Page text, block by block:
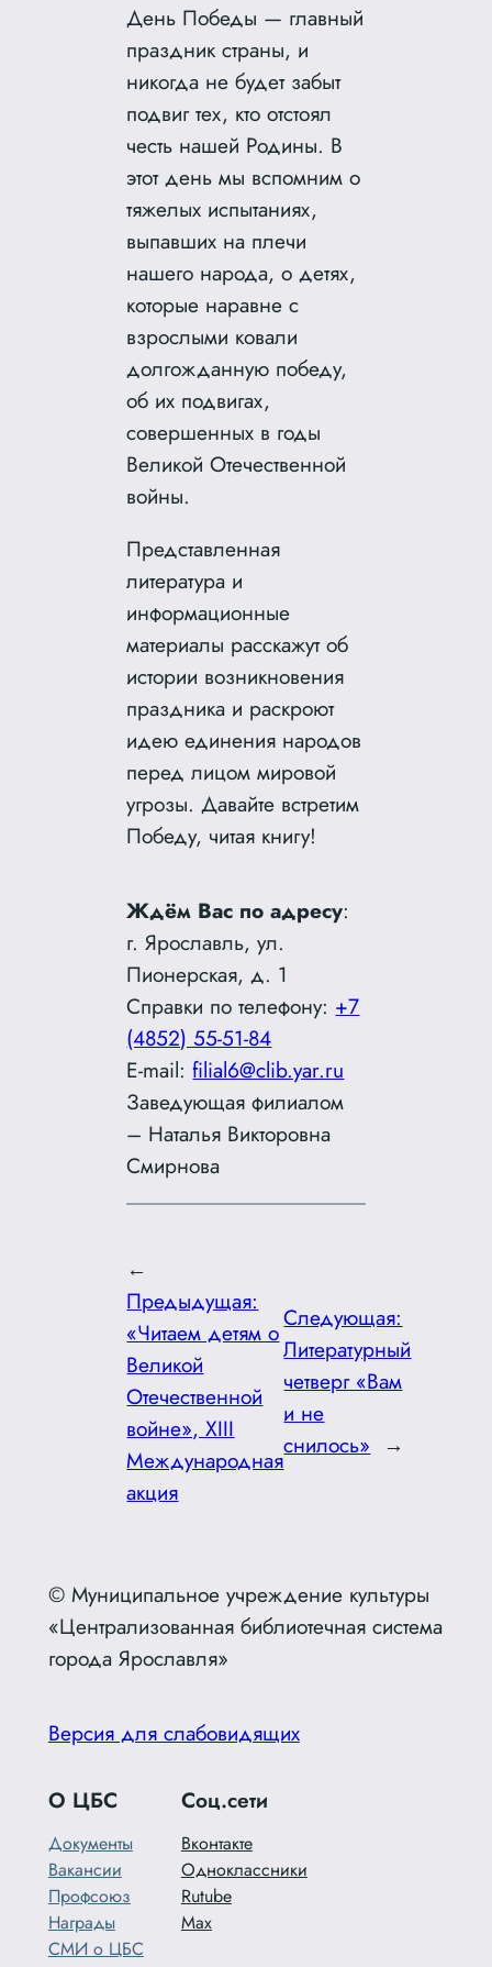
День Победы — главный
праздник страны, и
никогда не будет забыт
подвиг тех, кто отстоял
честь нашей Родины. В
этот день мы вспомним о
тяжелых испытаниях,
выпавших на плечи
нашего народа, о детях,
которые наравне с
взрослыми ковали
долгожданную победу,
об их подвигах,
совершенных в годы
Великой Отечественной
войны.
Представленная
литература и
информационные
материалы расскажут об
истории возникновения
праздника и раскроют
идею единения народов
перед лицом мировой
угрозы. Давайте встретим
Победу, читая книгу!
Ждём Вас по адресу:
г. Ярославль, ул.
Пионерская, д. 1
Справки по телефону: +7
(4852) 55-51-84
E-mail:filial6@clib.yar.ru
Заведующая филиалом
– Наталья Викторовна
Смирнова
←
Предыдущая:
«Читаем детям о
Великой
Отечественной
войне», XIII
Международная
акция
Следующая:
Литературный
четверг «Вам
и не
снилось» →
© Муниципальное учреждение культуры
«Централизованная библиотечная система
города Ярославля»
Версия для слабовидящих
О ЦБС
Документы
Вакансии
Профсоюз
Награды
СМИ о ЦБС
Соц.сети
Вконтакте
Одноклассники
Rutube
Max